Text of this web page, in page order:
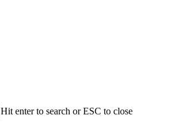
Hit enter to search or ESC to close